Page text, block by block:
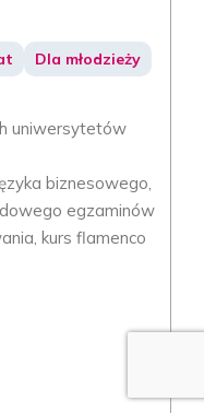
Dla młodzieży
uniwersytetów
biznesowego,
egzaminów
kurs flamenco